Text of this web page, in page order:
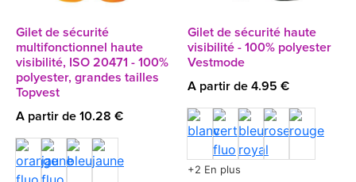
Gilet de sécurité
multifonctionnel haute
visibilité, ISO 20471 - 100%
polyester, grandes tailles
Topvest
A partir de 10.28 €
Gilet de sécurité haute
visibilité - 100% polyester
Vestmode
A partir de 4.95 €
+2 En plus